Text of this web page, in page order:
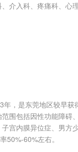
介入科、疼痛科、心
年，是东莞地区较早
围包括因性功能障碍
宫内膜异位症、男方
50%-60%左右。